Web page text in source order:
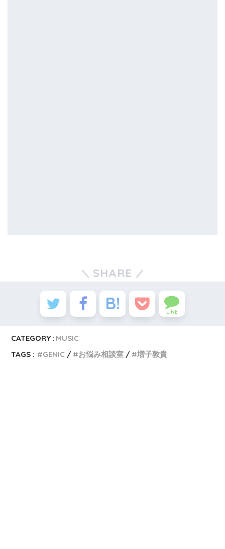
SHARE
LINE
CATEGORY : MUSIC
TAGS :
GENIC お悩み相談室 増子敦貴